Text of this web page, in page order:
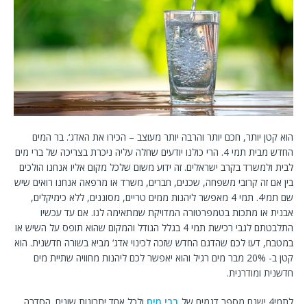
הוא קטן יותר, חכם יותר והרבה יותר מעוצב – הכירו את האדג‘. בר המים
החדש מבית תמי 4. הרי כולנו יודעים שחלה עליה ניכרת בצריכה של ברי מים
לבית ולמשרד בקרב ישראלים. זה ידוע משום שלכל מקום אליו אנחנו הולכים
בין אם זה קרובי משפחה, שכנים, חברים, משרד או מרפאה אנחנו רואים שיש
שם תמי4. תמי 4 מאפשר ליהנות ממים טריים, מסוננים, ללא כימיקלים,
אבנית או מתכות בטמפרטורה המדויקת שמתאימה לנו. אם עד עכשיו
התלבטתם לגבי רכישת תמי 4 בגלל הגודל והמקום שהוא תופס על השיש או
במטבח, דעו לכם שהדגם החדש שזכה לכינוי אדג‘ מביא בשורה חדשנית. הוא
קטן ב- 20% מבר מים רגיל והוא יאפשר לכם ליהנות מחוויה שתיית מים
חדשנית ומודרנית.